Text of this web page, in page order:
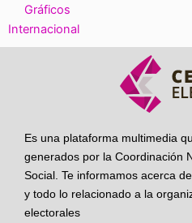
Gráficos
Internacional
Es una plataforma multimedia
generados por la Coordinación
Social. Te informamos acerca
y todo lo relacionado a la
electorales